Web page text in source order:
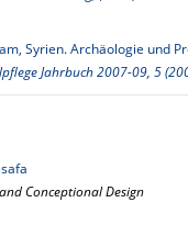
Syrien. Archäologie und
Jahrbuch 2007-09, 5
Conceptional Design